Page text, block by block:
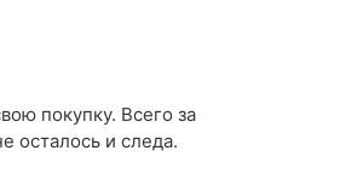
покупку. Всего за
осталось и следа.